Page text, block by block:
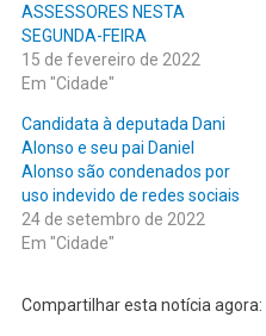
ASSESSORES NESTA
SEGUNDA-FEIRA
15 de fevereiro de 2022
Em "Cidade"
Candidata à deputada Dani
Alonso e seu pai Daniel
Alonso são condenados por
uso indevido de redes sociais
24 de setembro de 2022
Em "Cidade"
Compartilhar esta notícia agora: